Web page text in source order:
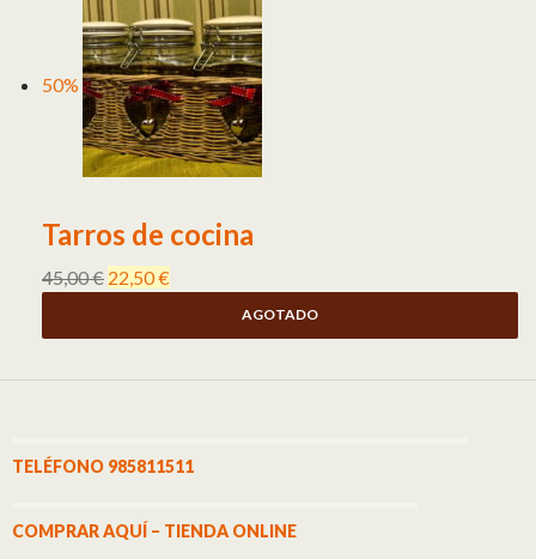
50%
Tarros de cocina
45,00€ 22,50€
AGOTADO
TELÉFONO 985811511
COMPRAR AQUÍ – TIENDA ONLINE